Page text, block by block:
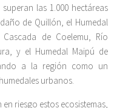
las 1.000 hectáreas
de Quillón, el Humedal
de Coelemu, Río
y el Humedal Maipú de
a la región como un
urbanos.
riesgo estos ecosistemas,